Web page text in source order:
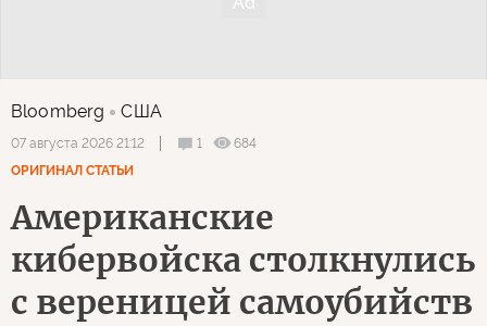
Bloomberg США
07 августа 2026 21:12 1
684
ОРИГИНАЛ СТАТЬИ
Американские
кибервойска столкнулись
с вереницей самоубийств